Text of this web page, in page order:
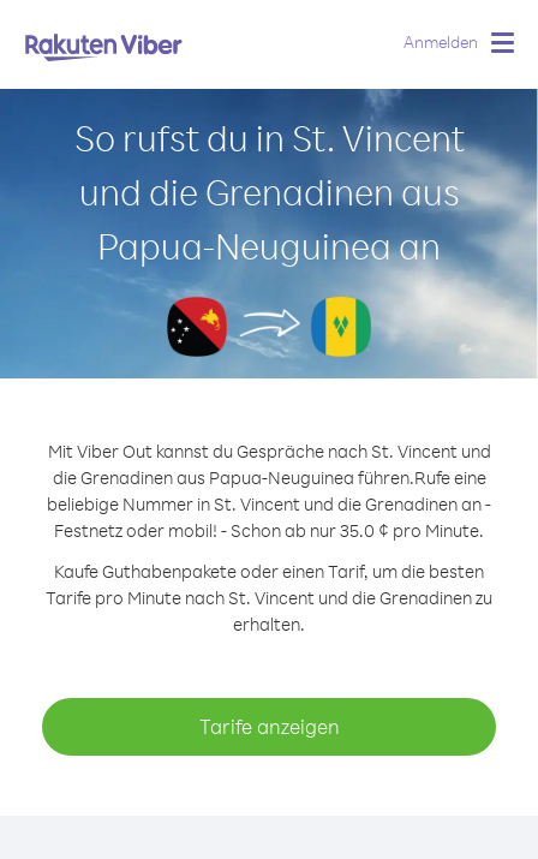
Anmelden
So rufst du in St. Vincent
und die Grenadinen aus
Papua-Neuguinea an
Mit Viber Out kannst du Gespräche nach St. Vincent und
die Grenadinen aus Papua-Neuguinea führen.Rufe eine
beliebige Nummer in St. Vincent und die Grenadinen an -
Festnetz oder mobil! - Schon ab nur 35.0 ¢ pro Minute.
Kaufe Guthabenpakete oder einen Tarif, um die besten
Tarife pro Minute nach St. Vincent und die Grenadinen zu
erhalten.
Tarife anzeigen